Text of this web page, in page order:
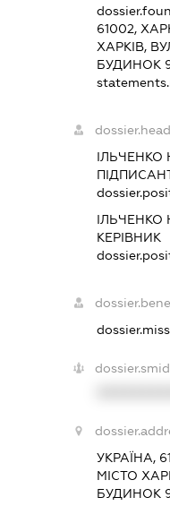
61002,
ХАРКІВ,
БУДИНОК
КЕРІВНИК
УКРАЇНА,
МІСТО
БУДИНОК